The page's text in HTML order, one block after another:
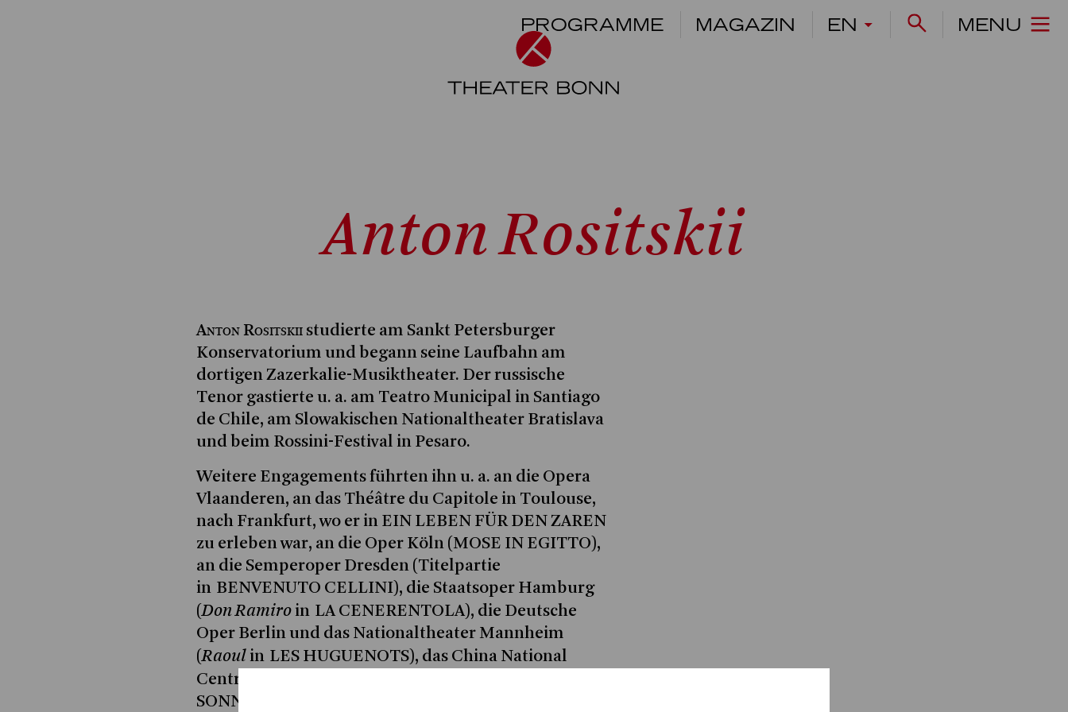
PROGRAMME MAGAZIN EN MENU
Anton Rositskii
Anton Rositskii studierte am Sankt Petersburger
Konservatorium und begann seine Laufbahn am
dortigen Zazerkalie-Musiktheater. Der russische
Tenor gastierte u. a. am Teatro Municipal in Santiago
de Chile, am Slowakischen Nationaltheater Bratislava
und beim Rossini-Festival in Pesaro.
Weitere Engagements führten ihn u. a. an die Opera
Vlaanderen, an das Théâtre du Capitole in Toulouse,
nach Frankfurt, wo er in EIN LEBEN FÜR DEN ZAREN
zu erleben war, an die Oper Köln (MOSE IN EGITTO),
an die Semperoper Dresden (Titelpartie
in BENVENUTO CELLINI), die Staatsoper Hamburg
(Don Ramiro in LA CENERENTOLA), die Deutsche
Oper Berlin und das Nationaltheater Mannheim
(Raoul in LES HUGUENOTS), das China National
Centre for the Performing Arts (
SONNAMBULA) sowie zum Maggio Musicale in